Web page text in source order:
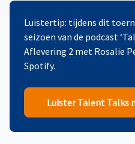
Luistertip: tijdens dit
seizoen van de podcast
Aflevering 2 met Rosalie
Spotify.
Luister Talent Talks